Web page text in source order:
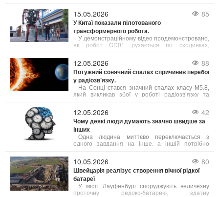
не розкривають, зазначаючи лише основні
можливості.
15.05.2026 85
У Китаї показали пілотованого
трансформерного робота.
У демонстраційному відео продемонстровано,
як робот GD01 рухається по сходинках,
12.05.2026 88
Потужний сонячний спалах спричинив перебої
у радіозв’язку.
На Сонці стався значний спалах класу М5.8,
який викликав збої у роботі радіозв’язку та
прогнозами вчених, хмара намагніченої плазми
досягне Землі вже у ніч на вівторок, що може
спричинити появу полярного сяйва.
12.05.2026 42
Чому деякі люди думають значно швидше за
інших
Одна людина миттєво переключається з
одного завдання на інше, а іншій потрібно
одразу схоплює суть ситуації, інший — крок за
кроком її аналізує. Що саме стоїть за цією
різницею у швидкості та гнучкості мислення?
10.05.2026 80
Швейцарія реалізує створення вічної рідкої
батареї
У місті Лауфенбург споруджують величезну
проточну редокс-батарею, здатну